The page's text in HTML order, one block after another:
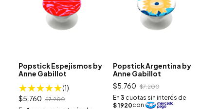
Popstick Espejismos by
Anne Gabillot
(1)
$5.760 $7.200
Popstick Argentina by
Anne Gabillot
$5.760 $7.200